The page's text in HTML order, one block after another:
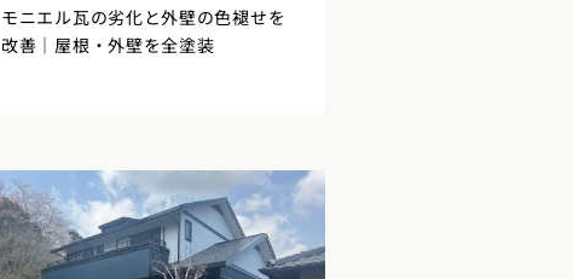
モニエル瓦の劣化と外壁の色褪せを
改善｜屋根・外壁を全塗装